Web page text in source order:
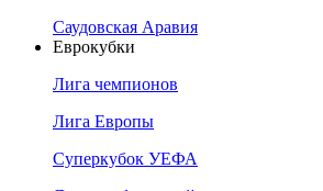
Саудовская Аравия
Еврокубки
Лига чемпионов
Лига Европы
Суперкубок УЕФА